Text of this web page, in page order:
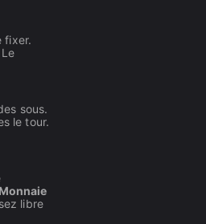
fixer.
sous.
le tour.
libre